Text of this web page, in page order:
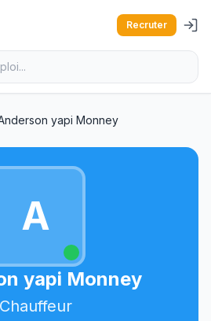
Recruter
yapi Monney
A
yapi Monney
Chauffeur